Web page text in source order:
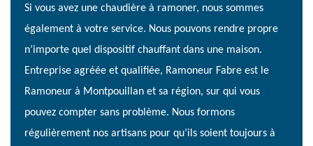
Si vous avez une chaudière à ramoner, nous sommes
également à votre service. Nous pouvons rendre propre
n’importe quel dispositif chauffant dans une maison.
Entreprise agréée et qualifiée, Ramoneur Fabre est le
Ramoneur à Montpouillan et sa région, sur qui vous
pouvez compter sans problème. Nous formons
régulièrement nos artisans pour qu’ils soient toujours à